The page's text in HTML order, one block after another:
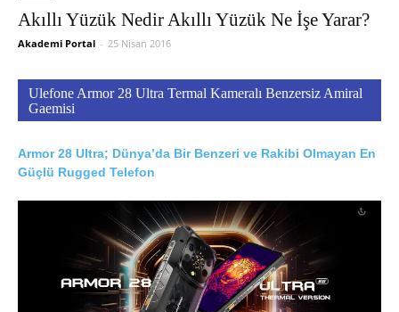
Akıllı Yüzük Nedir Akıllı Yüzük Ne İşe Yarar?
Akademi Portal - 25 Nisan 2016
Ulefone Armor 28 Ultra Termal Kameralı Benzersiz Amiral
Gaemisi
Armor 28 Ultra; Dünya’da Bir Benzeri ve Rakibi Olmayan En
Güçlü Rugged Telefon